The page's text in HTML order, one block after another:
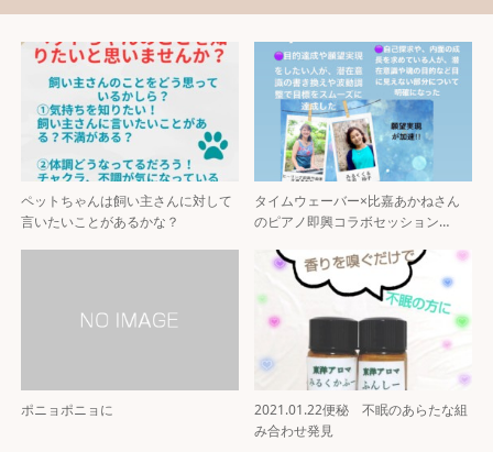
ペットちゃんは飼い主さんに対して
言いたいことがあるかな？
タイムウェーバー×比嘉あかねさん
のピアノ即興コラボセッション…
ポニョポニョに
2021.01.22便秘 不眠のあらたな組
み合わせ発見